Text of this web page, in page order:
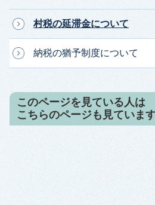
村税の延滞金について
納税の猶予制度について
このページを見ている人は
こちらのページも見ていま